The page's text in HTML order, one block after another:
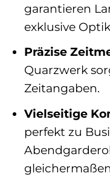
garantieren
exklusive
Präzise
Quarzwerk
Zeitangaben.
Vielseitige
perfekt zu